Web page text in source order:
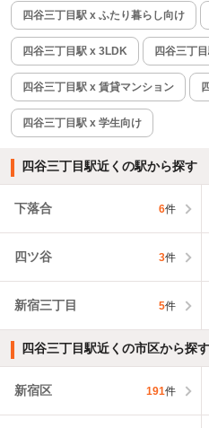
四谷三丁目駅 x ふたり暮らし向け
四谷三丁目駅 x 3LDK 四谷三丁
四谷三丁目駅 x 賃貸マンション
四谷三丁目駅 x 学生向け
四谷三丁目駅近くの駅から探す
下落合 6件
四ツ谷 3件
新宿三丁目 5件
四谷三丁目駅近くの市区から探す
新宿区 191件